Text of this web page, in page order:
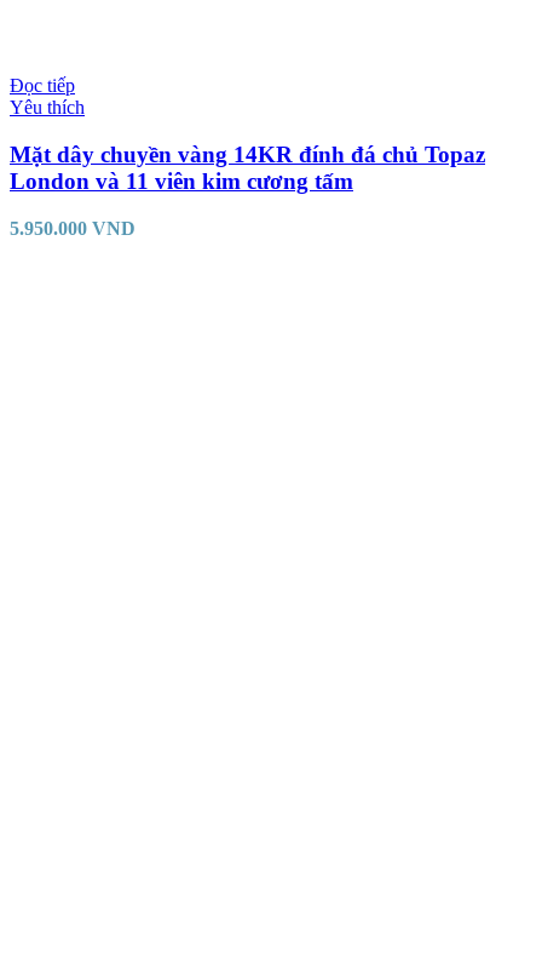
Đọc tiếp
Yêu thích
Mặt dây chuyền vàng 14KR đính đá chủ Topaz
London và 11 viên kim cương tấm
5.950.000 VND